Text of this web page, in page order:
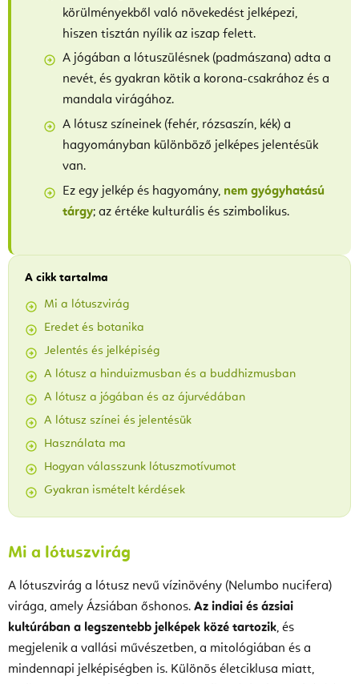
körülményekből való növekedést jelképezi,
hiszen tisztán nyílik az iszap felett.
A jógában a lótuszülésnek (padmászana) adta a
nevét, és gyakran kötik a korona-csakrához és a
mandala virágához.
A lótusz színeinek (fehér, rózsaszín, kék) a
hagyományban különböző jelképes jelentésük
van.
Ez egy jelkép és hagyomány, nem gyógyhatású
tárgy; az értéke kulturális és szimbolikus.
A cikk tartalma
Mi a lótuszvirág
Eredet és botanika
Jelentés és jelképiség
A lótusz a hinduizmusban és a buddhizmusban
A lótusz a jógában és az ájurvédában
A lótusz színei és jelentésük
Használata ma
Hogyan válasszunk lótuszmotívumot
Gyakran ismételt kérdések
Mi a lótuszvirág
A lótuszvirág a lótusz nevű vízinövény (Nelumbo nucifera)
virága, amely Ázsiában őshonos. Az indiai és ázsiai
kultúrában a legszentebb jelképek közé tartozik, és
megjelenik a vallási művészetben, a mitológiában és a
mindennapi jelképiségben is. Különös életciklusa miatt,